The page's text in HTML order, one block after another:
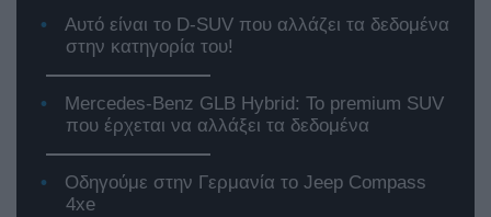
Αυτό είναι το D-SUV που αλλάζει τα δεδομένα
στην κατηγορία του!
Mercedes-Benz GLB Hybrid: Το premium SUV
που έρχεται να αλλάξει τα δεδομένα
Οδηγούμε στην Γερμανία το Jeep Compass
4xe